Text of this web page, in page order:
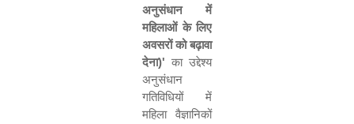
अनुसंधान में
महिलाओं के लिए
अवसरों को बढ़ावा
देना)' का उद्देश्य
अनुसंधान
गतिविधियों में
महिला वैज्ञानिकों